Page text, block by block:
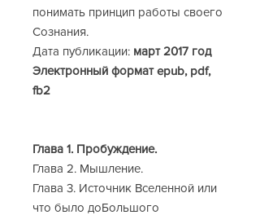
понимать принцип работы своего
Сознания.
Дата публикации: март 2017 год
Электронный формат epub, pdf,
fb2
Глава 1. Пробуждение.
Глава 2. Мышление.
Глава 3. Источник Вселенной или
что было доБольшого